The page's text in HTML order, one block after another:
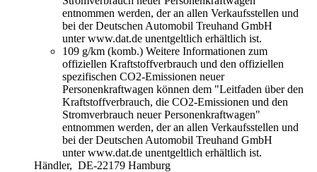
entnommen werden, der an allen Verkaufsstellen und
bei der Deutschen Automobil Treuhand GmbH
unter www.dat.de unentgeltlich erhältlich ist.
109 g/km (komb.) Weitere Informationen zum
offiziellen Kraftstoffverbrauch und den offiziellen
spezifischen CO2-Emissionen neuer
Personenkraftwagen können dem "Leitfaden über den
Kraftstoffverbrauch, die CO2-Emissionen und den
Stromverbrauch neuer Personenkraftwagen"
entnommen werden, der an allen Verkaufsstellen und
bei der Deutschen Automobil Treuhand GmbH
unter www.dat.de unentgeltlich erhältlich ist.
Händler, DE-22179 Hamburg